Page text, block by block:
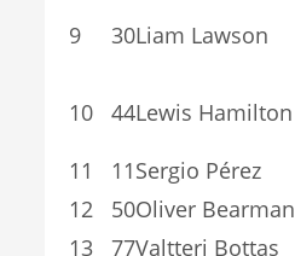
9
30Liam Lawson
10
44Lewis Hamilton
11
11Sergio Pérez
12
50Oliver Bearman
13
77Valtteri Bottas